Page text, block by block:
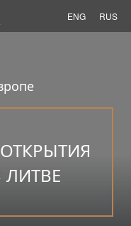
ENG RUS